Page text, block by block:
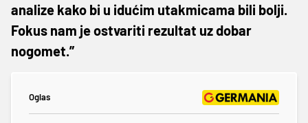
analize kako bi u idućim utakmicama bili bolji.
Fokus nam je ostvariti rezultat uz dobar
nogomet.”
Oglas